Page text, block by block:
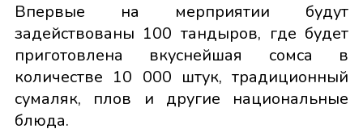
Впервые на мерприятии будут
задействованы 100 тандыров, где будет
приготовлена вкуснейшая сомса в
количестве 10 000 штук, традиционный
сумаляк, плов и другие национальные
блюда.